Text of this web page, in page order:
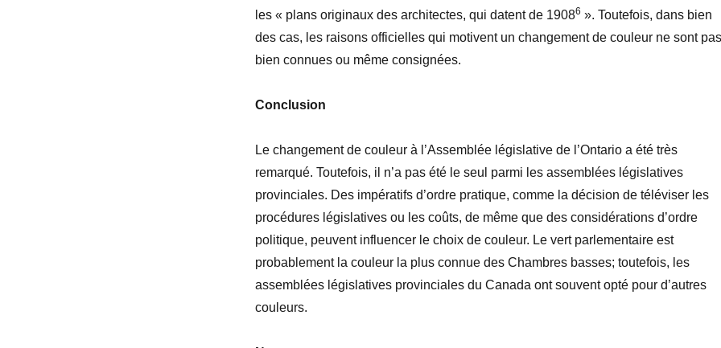
les « plans originaux des architectes, qui datent de 19086 ». Toutefois, dans bien
des cas, les raisons officielles qui motivent un changement de couleur ne sont pas
bien connues ou même consignées.
Conclusion
Le changement de couleur à l’Assemblée législative de l’Ontario a été très
remarqué. Toutefois, il n’a pas été le seul parmi les assemblées législatives
provinciales. Des impératifs d’ordre pratique, comme la décision de téléviser les
procédures législatives ou les coûts, de même que des considérations d’ordre
politique, peuvent influencer le choix de couleur. Le vert parlementaire est
probablement la couleur la plus connue des Chambres basses; toutefois, les
assemblées législatives provinciales du Canada ont souvent opté pour d’autres
couleurs.